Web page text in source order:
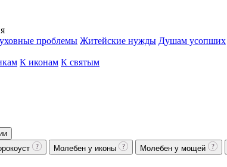
проблемы Житейские нужды Душам усопших
К иконам К святым
Молебен у иконы Молебен у мощей